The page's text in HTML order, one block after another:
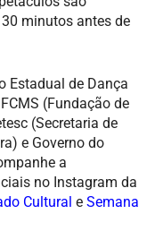
minutos antes de
Estadual de Dança
(Fundação de
(Secretaria de
e Governo do
a
no Instagram da
Cultural e Semana